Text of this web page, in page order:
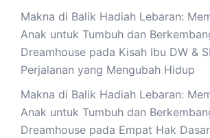
Makna di Balik Hadiah Lebaran:
Anak untuk Tumbuh dan
Dreamhouse pada Kisah Ibu DW &
Perjalanan yang Mengubah Hidup
Makna di Balik Hadiah Lebaran:
Anak untuk Tumbuh dan
Dreamhouse pada Empat Hak